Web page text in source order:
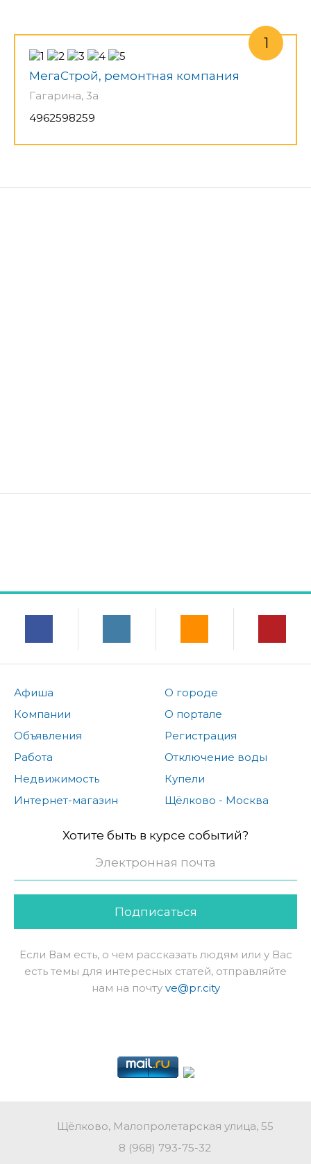
МегаСтрой, ремонтная компания
Гагарина, 3а
4962598259
Афиша
Компании
Объявления
Работа
Недвижимость
Интернет-магазин
О городе
О портале
Регистрация
Отключение воды
Купели
Щёлково - Москва
Хотите быть в курсе событий?
Подписаться
Если Вам есть, о чем рассказать людям или у Вас
есть темы для интересных статей, отправляйте
нам на почту ve@pr.city
Щёлково, Малопролетарская улица, 55
8 (968) 793-75-32